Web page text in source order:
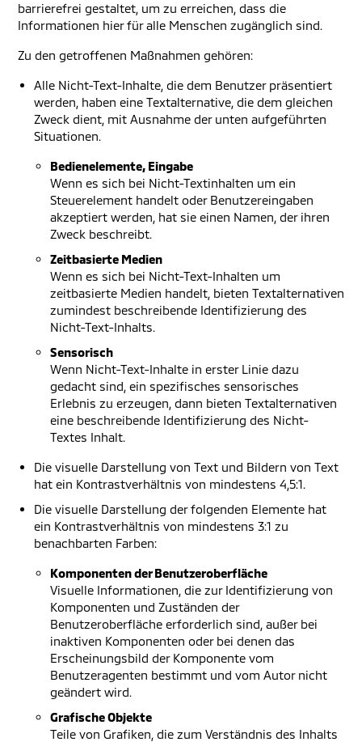
barrierefrei gestaltet, um zu erreichen, dass die
Informationen hier für alle Menschen zugänglich sind.
Zu den getroffenen Maßnahmen gehören:
Alle Nicht-Text-Inhalte, die dem Benutzer präsentiert
werden, haben eine Textalternative, die dem gleichen
Zweck dient, mit Ausnahme der unten aufgeführten
Situationen.
Bedienelemente, Eingabe
Wenn es sich bei Nicht-Textinhalten um ein
Steuerelement handelt oder Benutzereingaben
akzeptiert werden, hat sie einen Namen, der ihren
Zweck beschreibt.
Zeitbasierte Medien
Wenn es sich bei Nicht-Text-Inhalten um
zeitbasierte Medien handelt, bieten Textalternativen
zumindest beschreibende Identifizierung des
Nicht-Text-Inhalts.
Sensorisch
Wenn Nicht-Text-Inhalte in erster Linie dazu
gedacht sind, ein spezifisches sensorisches
Erlebnis zu erzeugen, dann bieten Textalternativen
eine beschreibende Identifizierung des Nicht-
Textes Inhalt.
Die visuelle Darstellung von Text und Bildern von Text
hat ein Kontrastverhältnis von mindestens 4,5:1.
Die visuelle Darstellung der folgenden Elemente hat
ein Kontrastverhältnis von mindestens 3:1 zu
benachbarten Farben:
Komponenten der Benutzeroberfläche
Visuelle Informationen, die zur Identifizierung von
Komponenten und Zuständen der
Benutzeroberfläche erforderlich sind, außer bei
inaktiven Komponenten oder bei denen das
Erscheinungsbild der Komponente vom
Benutzeragenten bestimmt und vom Autor nicht
geändert wird.
Grafische Objekte
Teile von Grafiken, die zum Verständnis des Inhalts